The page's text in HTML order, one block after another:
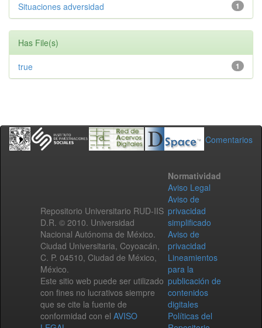
1
Situaciones adversidad
Has File(s)
1
true
Comentarios
Repositorio Universitario RUD-IIS
D.R. © 2010. Universidad
Nacional Autónoma de México.
Ciudad Universitaria, Coyoacán,
C. P. 04510, Ciudad de México,
México.
Este sitio web puede ser utilizado
con fines no lucrativos siempre
que se cite la fuente de
conformidad con el AVISO
Normatividad
Aviso Legal
Aviso de
privacidad
simplificado
Aviso de
privacidad
Lineamientos
para la
publicación de
contenidos
digitales
Políticas del